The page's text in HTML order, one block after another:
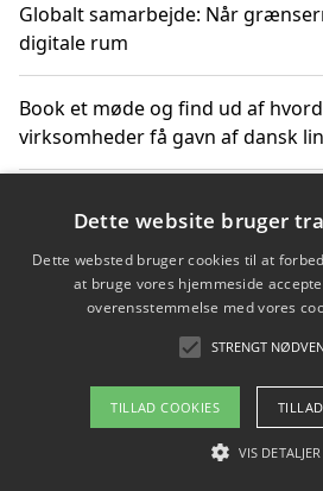
Globalt samarbejde: Når
digitale rum
Book et møde og find ud af
virksomheder få gavn af dansk
får du indgår et samarbejde
Hold et møde med en
mest professionelle til at
Copyright 2026 -
Om / kontakt
Dette website bruger
Dette websted bruger cookies til at
at bruge vores hjemmeside
overensstemmelse med vores
STRENGT
TILLAD COOKIES
VIS DETALJER